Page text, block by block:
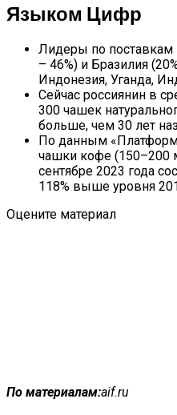
Языком Цифр
Лидеры по
– 46%) и Бразилия
Индонезия, Уганда,
Сейчас россиянин в
300 чашек
больше, чем 30 лет
По данным
чашки кофе (150–200
сентябре 2023 года
118% выше уровня
Оцените материал
По материалам:aif.ru